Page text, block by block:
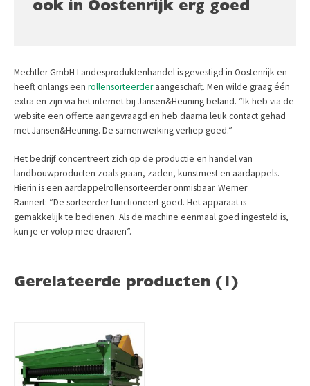
ook in Oostenrijk erg goed
Mechtler GmbH Landesproduktenhandel is gevestigd in Oostenrijk en
heeft onlangs een rollensorteerderaangeschaft. Men wilde graag één
extra en zijn via het internet bij Jansen&Heuning beland. “Ik heb via de
website een offerte aangevraagd en heb daarna leuk contact gehad
met Jansen&Heuning. De samenwerking verliep goed.”
Het bedrijf concentreert zich op de productie en handel van
landbouwproducten zoals graan, zaden, kunstmest en aardappels.
Hierin is een aardappelrollensorteerder onmisbaar. Werner
Rannert: “De sorteerder functioneert goed. Het apparaat is
gemakkelijk te bedienen. Als de machine eenmaal goed ingesteld is,
kun je er volop mee draaien”.
Gerelateerde producten (1)